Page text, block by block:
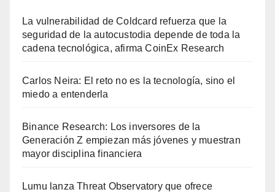
La vulnerabilidad de Coldcard refuerza que la
seguridad de la autocustodia depende de toda la
cadena tecnológica, afirma CoinEx Research
Carlos Neira: El reto no es la tecnología, sino el
miedo a entenderla
Binance Research: Los inversores de la
Generación Z empiezan más jóvenes y muestran
mayor disciplina financiera
Lumu lanza Threat Observatory que ofrece